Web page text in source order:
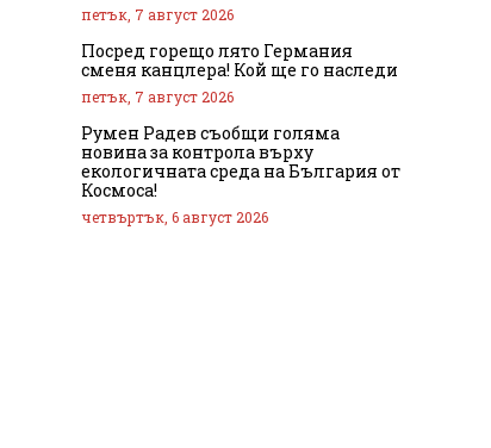
петък, 7 август 2026
Посред горещо лято Германия
сменя канцлера! Кой ще го наследи
петък, 7 август 2026
Румен Радев съобщи голяма
новина за контрола върху
екологичната среда на България от
Космоса!
четвъртък, 6 август 2026